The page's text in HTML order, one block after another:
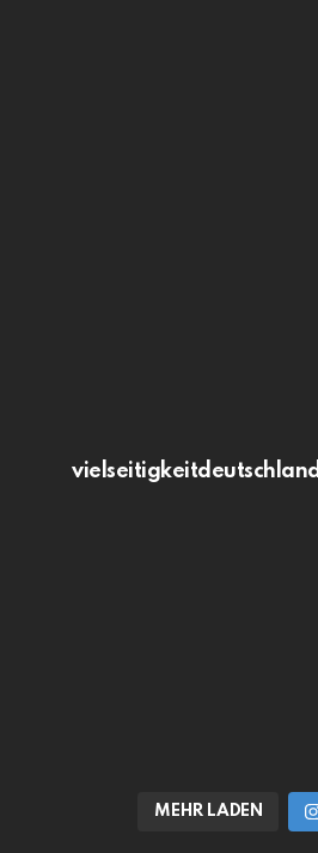
vielseitigkeitdeutschland
MEHR LADEN